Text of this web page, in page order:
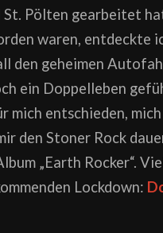
St. Pölten gearbeitet
waren, entdeckte
den geheimen
ein Doppelleben
mich entschieden,
den Stoner Rock
„Earth Rocker“.
Lockdown: